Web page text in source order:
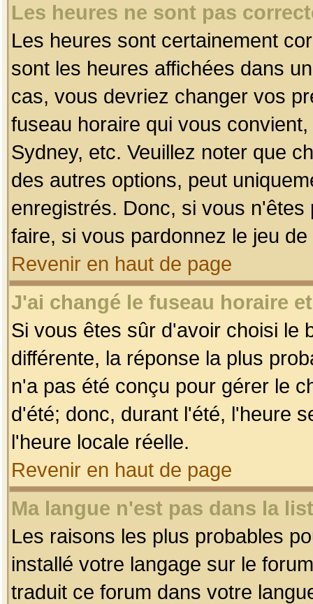
Les heures ne sont pas
Les heures sont certainement
sont les heures affichées dans
cas, vous devriez changer vos
fuseau horaire qui vous
Sydney, etc. Veuillez noter que
des autres options, peut
enregistrés. Donc, si vous
faire, si vous pardonnez le jeu
Revenir en haut de page
J'ai changé le fuseau horaire
Si vous êtes sûr d'avoir choisi le
différente, la réponse la plus
n'a pas été conçu pour gérer le
d'été; donc, durant l'été, l'heure
l'heure locale réelle.
Revenir en haut de page
Ma langue n'est pas dans la
Les raisons les plus probables
installé votre langage sur le
traduit ce forum dans votre